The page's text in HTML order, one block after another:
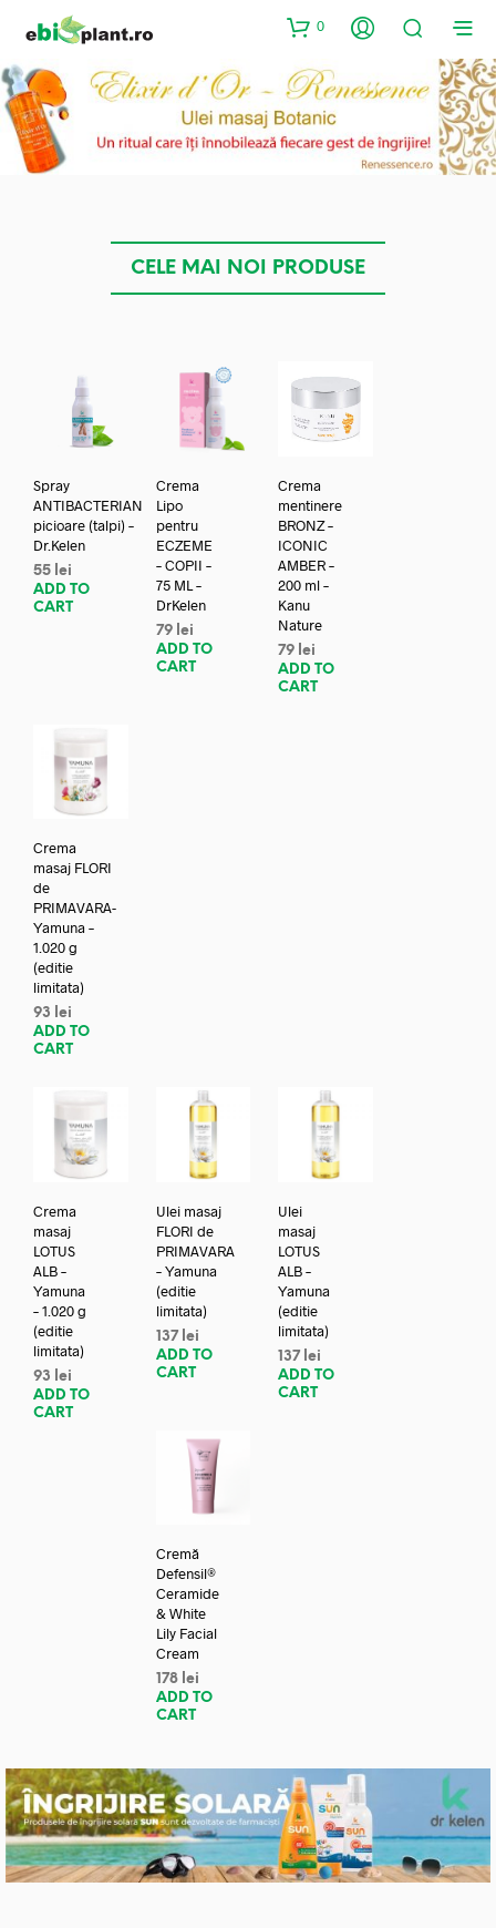
0
CELE MAI NOI PRODUSE
Spray
ANTIBACTERIAN
picioare (talpi) –
Dr.Kelen
55 lei
ADD TO
CART
Crema
Lipo
pentru
ECZEME
– COPII –
75 ML –
DrKelen
79 lei
ADD TO
CART
Crema
mentinere
BRONZ –
ICONIC
AMBER –
200 ml –
Kanu
Nature
79 lei
ADD TO
CART
Crema
masaj FLORI
de
PRIMAVARA-
Yamuna –
1.020 g
(editie
limitata)
93
lei
ADD TO
CART
Crema
masaj
LOTUS
ALB –
Yamuna
– 1.020 g
(editie
limitata)
93
lei
ADD TO
CART
Ulei masaj
FLORI de
PRIMAVARA
– Yamuna
(editie
limitata)
137 lei
ADD TO
CART
Ulei
masaj
LOTUS
ALB –
Yamuna
(editie
limitata)
137 lei
ADD TO
CART
Cremă
Defensil®
Ceramide
& White
Lily Facial
Cream
178 lei
ADD TO
CART